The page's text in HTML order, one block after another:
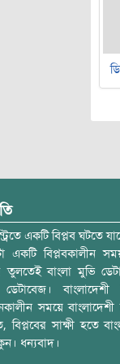
একটি বিপ্লব ঘটতে
একটি বিপ্লবকালীন
তুলতেই বাংলা মুভি
বাংলাদেশী
সময়ে বাংলাদেশী
সাক্ষী হতে
ধন্যবাদ।